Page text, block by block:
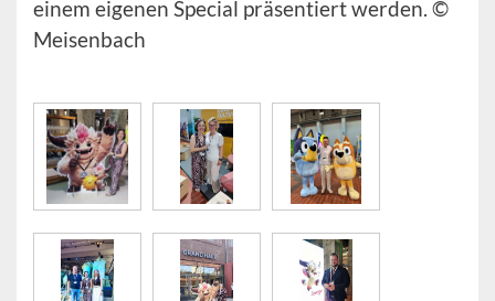
einem eigenen Special präsentiert werden. ©
Meisenbach